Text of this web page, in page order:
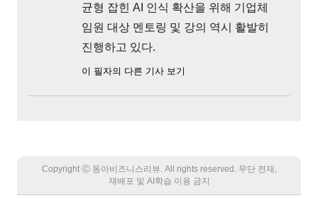
균형 잡힌 AI 인식 확산을 위해 기업체
임원 대상 멘토링 및 강의 역시 활발히
진행하고 있다.
이 필자의 다른 기사 보기
Copyright Ⓒ 동아비즈니스리뷰. All rights reserved. 무단 전재,
재배포 및 AI학습 이용 금지